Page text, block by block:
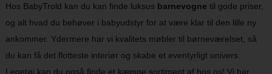
Hos BabyTrold kan du kan finde luksus barnevogne til gode priser,
og alt hvad du behøver i babyudstyr for at være klar til den lille ny
ankommer. Ydermere har vi kvalitets møbler til børneværelset, så
du kan få det flotteste interiør og skabe et eventyrligt univers.
Legetøj kan du også finde et kæmpe sortiment af hos os! Vi har